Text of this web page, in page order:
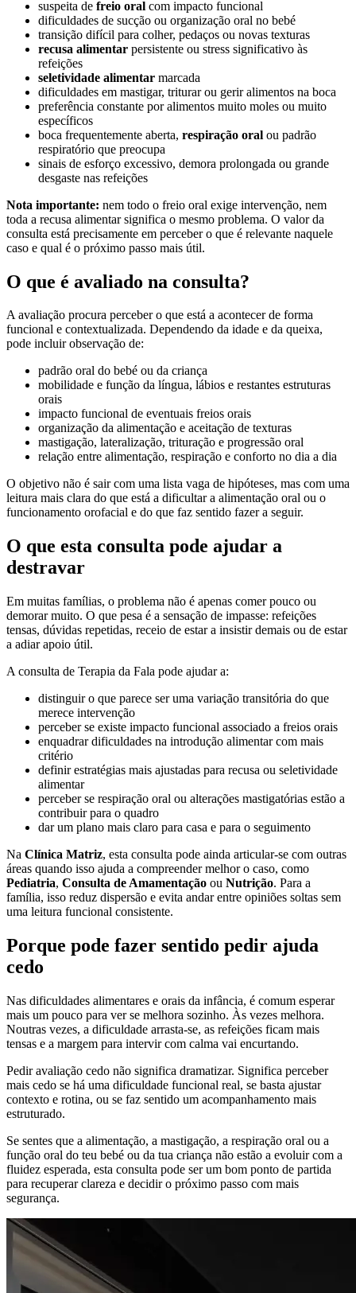
suspeita de freio oral com impacto funcional
dificuldades de sucção ou organização oral no bebé
transição difícil para colher, pedaços ou novas texturas
recusa alimentar persistente ou stress significativo às
refeições
seletividade alimentar marcada
dificuldades em mastigar, triturar ou gerir alimentos na boca
preferência constante por alimentos muito moles ou muito
específicos
boca frequentemente aberta, respiração oral ou padrão
respiratório que preocupa
sinais de esforço excessivo, demora prolongada ou grande
desgaste nas refeições
Nota importante: nem todo o freio oral exige intervenção, nem
toda a recusa alimentar significa o mesmo problema. O valor da
consulta está precisamente em perceber o que é relevante naquele
caso e qual é o próximo passo mais útil.
O que é avaliado na consulta?
A avaliação procura perceber o que está a acontecer de forma
funcional e contextualizada. Dependendo da idade e da queixa,
pode incluir observação de:
padrão oral do bebé ou da criança
mobilidade e função da língua, lábios e restantes estruturas
orais
impacto funcional de eventuais freios orais
organização da alimentação e aceitação de texturas
mastigação, lateralização, trituração e progressão oral
relação entre alimentação, respiração e conforto no dia a dia
O objetivo não é sair com uma lista vaga de hipóteses, mas com uma
leitura mais clara do que está a dificultar a alimentação oral ou o
funcionamento orofacial e do que faz sentido fazer a seguir.
O que esta consulta pode ajudar a
destravar
Em muitas famílias, o problema não é apenas comer pouco ou
demorar muito. O que pesa é a sensação de impasse: refeições
tensas, dúvidas repetidas, receio de estar a insistir demais ou de estar
a adiar apoio útil.
A consulta de Terapia da Fala pode ajudar a:
distinguir o que parece ser uma variação transitória do que
merece intervenção
perceber se existe impacto funcional associado a freios orais
enquadrar dificuldades na introdução alimentar com mais
critério
definir estratégias mais ajustadas para recusa ou seletividade
alimentar
perceber se respiração oral ou alterações mastigatórias estão a
contribuir para o quadro
dar um plano mais claro para casa e para o seguimento
Na Clínica Matriz, esta consulta pode ainda articular-se com outras
áreas quando isso ajuda a compreender melhor o caso, como
Pediatria, Consulta de Amamentação ou Nutrição. Para a
família, isso reduz dispersão e evita andar entre opiniões soltas sem
uma leitura funcional consistente.
Porque pode fazer sentido pedir ajuda
cedo
Nas dificuldades alimentares e orais da infância, é comum esperar
mais um pouco para ver se melhora sozinho. Às vezes melhora.
Noutras vezes, a dificuldade arrasta-se, as refeições ficam mais
tensas e a margem para intervir com calma vai encurtando.
Pedir avaliação cedo não significa dramatizar. Significa perceber
mais cedo se há uma dificuldade funcional real, se basta ajustar
contexto e rotina, ou se faz sentido um acompanhamento mais
estruturado.
Se sentes que a alimentação, a mastigação, a respiração oral ou a
função oral do teu bebé ou da tua criança não estão a evoluir com a
fluidez esperada, esta consulta pode ser um bom ponto de partida
para recuperar clareza e decidir o próximo passo com mais
segurança.